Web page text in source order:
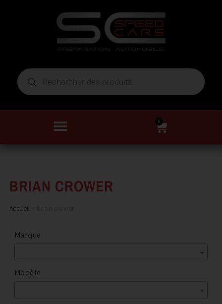
0
BRIAN CROWER
Accueil
Marque
Modèle